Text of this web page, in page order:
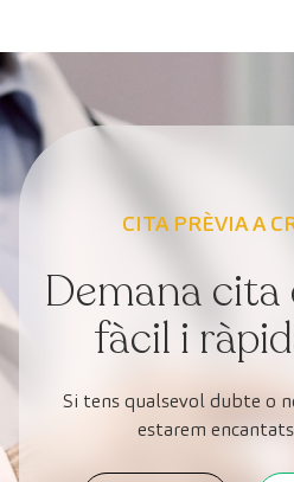
CITA PRÈVIA A
Demana
fàcil i
Si tens qualsevol dubte o
estarem encantats